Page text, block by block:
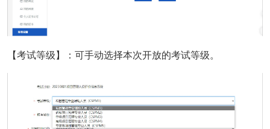
【考试等级】：可手动选择本次开放的考试等级。